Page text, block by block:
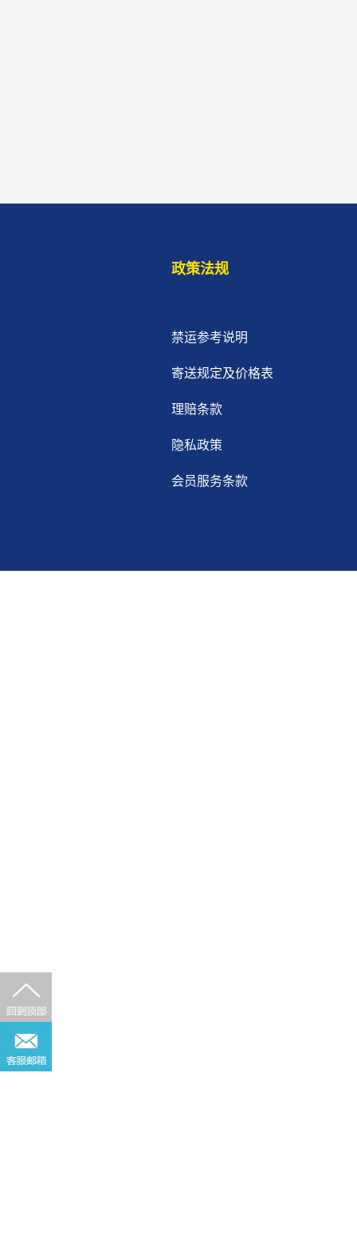
政策法规
禁运参考说明
寄送规定及价格表
理赔条款
隐私政策
会员服务条款